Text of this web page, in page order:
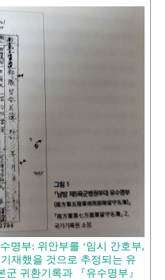
명부: 위안부를 ‘임시 간호부,
재했을 것으로 추정되는 유
귀환기록과 『유수명부』